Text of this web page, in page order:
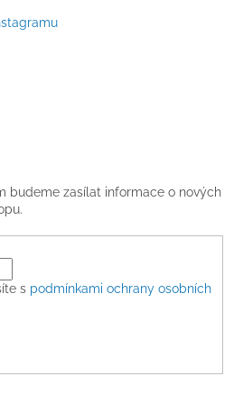
budeme zasílat informace o nových
s podmínkami ochrany osobních